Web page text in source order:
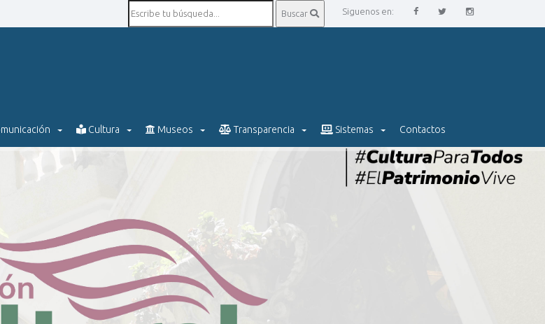
Siguenos en:
Buscar
Cultura Museos Transparencia Sistemas Contactos